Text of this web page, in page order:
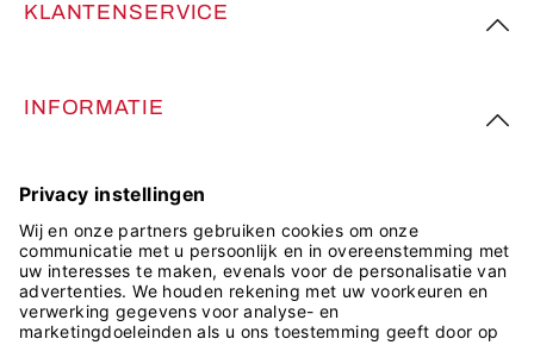
KLANTENSERVICE
INFORMATIE
VOLG ONS